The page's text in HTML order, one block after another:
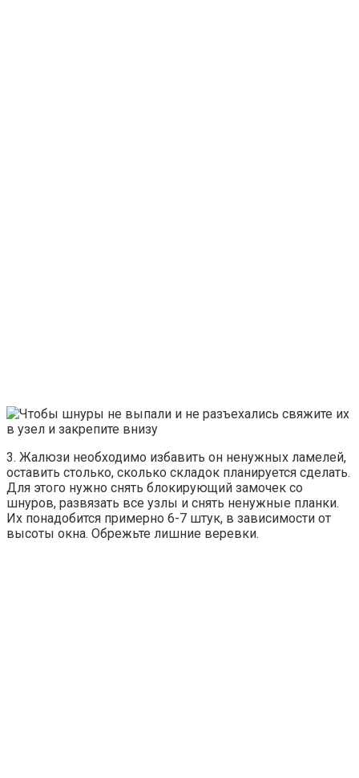
3. Жалюзи необходимо избавить он ненужных ламелей,
оставить столько, сколько складок планируется сделать.
Для этого нужно снять блокирующий замочек со
шнуров, развязать все узлы и снять ненужные планки.
Их понадобится примерно 6-7 штук, в зависимости от
высоты окна. Обрежьте лишние веревки.